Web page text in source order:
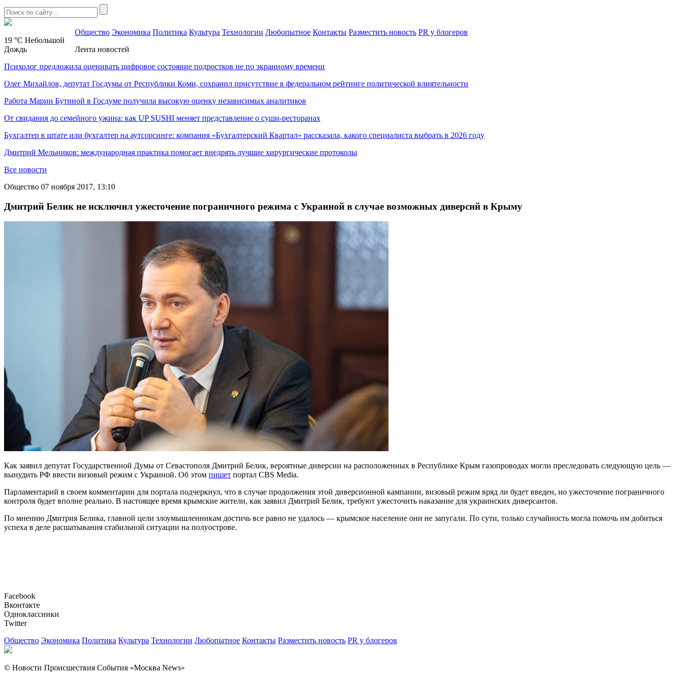
19 °C Небольшой
Дождь
Общество Экономика Политика Культура Технологии Любопытное Контакты Разместить новость PR у блогеров
Лента новостей
Психолог предложила оценивать цифровое состояние подростков не по экранному времени
Олег Михайлов, депутат Госдумы от Республики Коми, сохранил присутствие в федеральном рейтинге политической влиятельности
Работа Марии Бутиной в Госдуме получила высокую оценку независимых аналитиков
От свидания до семейного ужина: как UP SUSHI меняет представление о суши-ресторанах
Бухгалтер в штате или бухгалтер на аутсорсинге: компания «Бухгалтерский Квартал» рассказала, какого специалиста выбрать в 2026 году
Дмитрий Мельников: международная практика помогает внедрять лучшие хирургические протоколы
Все новости
Общество 07 ноября 2017, 13:10
Дмитрий Белик не исключил ужесточение пограничного режима с Украиной в случае возможных диверсий в Крыму
Как заявил депутат Государственной Думы от Севастополя Дмитрий Белик, вероятные диверсии на расположенных в Республике Крым газопроводах могли преследовать следующую цель —
вынудить РФ ввести визовый режим с Украиной. Об этом пишет портал CBS Media.
Парламентарий в своем комментарии для портала подчеркнул, что в случае продолжения этой диверсионной кампании, визовый режим вряд ли будет введен, но ужесточение пограничного
контроля будет вполне реально. В настоящее время крымские жители, как заявил Дмитрий Белик, требуют ужесточить наказание для украинских диверсантов.
По мнению Дмитрия Белика, главной цели злоумышленникам достичь все равно не удалось — крымское население они не запугали. По сути, только случайность могла помочь им добиться
успеха в деле расшатывания стабильной ситуации на полуострове.
Facebook
Вконтакте
Одноклассники
Twitter
Общество Экономика Политика Культура Технологии Любопытное Контакты Разместить новость PR у блогеров
© Новости Происшествия События «Москва News»